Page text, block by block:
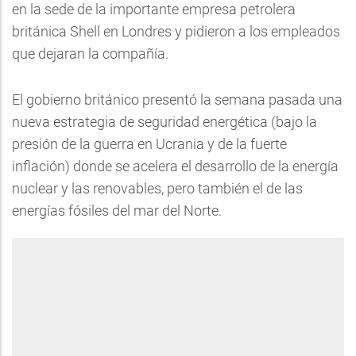
en la sede de la importante empresa petrolera
británica Shell en Londres y pidieron a los empleados
que dejaran la compañía.
El gobierno británico presentó la semana pasada una
nueva estrategia de seguridad energética (bajo la
presión de la guerra en Ucrania y de la fuerte
inflación) donde se acelera el desarrollo de la energía
nuclear y las renovables, pero también el de las
energías fósiles del mar del Norte.